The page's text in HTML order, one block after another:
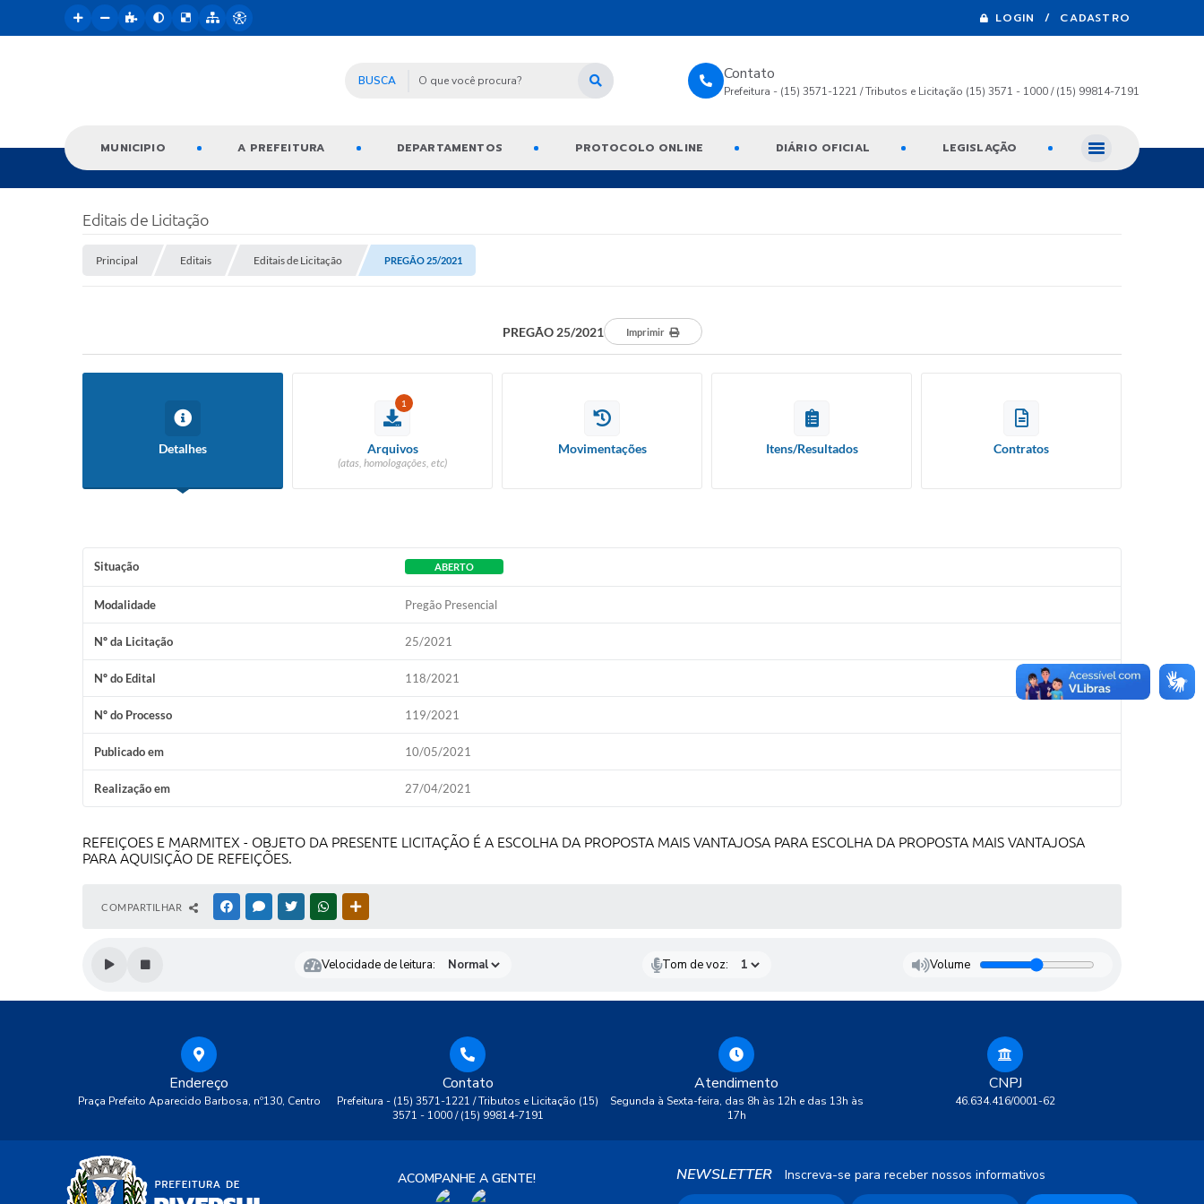
LOGIN / CADASTRO
BUSCA Contato
Prefeitura - (15) 3571-1221 / Tributos e Licitação (15) 3571 - 1000 / (15) 99814-7191
MUNICIPIO A PREFEITURA DEPARTAMENTOS PROTOCOLO ONLINE DIÁRIO OFICIAL LEGISLAÇÃO
Editais de Licitação
Principal Editais Editais de Licitação PREGÃO 25/2021
PREGÃO 25/2021 Imprimir
Detalhes
1
Arquivos
(atas, homologações, etc)
Movimentações Itens/Resultados Contratos
Situação ABERTO
Modalidade Pregão Presencial
Nº da Licitação 25/2021
Nº do Edital 118/2021
Nº do Processo 119/2021
Publicado em 10/05/2021
Realização em 27/04/2021
REFEIÇOES E MARMITEX - OBJETO DA PRESENTE LICITAÇÃO É A ESCOLHA DA PROPOSTA MAIS VANTAJOSA PARA ESCOLHA DA PROPOSTA MAIS VANTAJOSA
PARA AQUISIÇÃO DE REFEIÇÕES.
COMPARTILHAR FACEBOOKMESSENGER
TWITTERWHATSAPP
Velocidade de leitura: Tom de voz: Volume
Endereço
Praça Prefeito Aparecido Barbosa, nº130, Centro
Contato
Prefeitura - (15) 3571-1221 / Tributos e Licitação (15)
3571 - 1000 / (15) 99814-7191
Atendimento
Segunda à Sexta-feira, das 8h às 12h e das 13h às
17h
CNPJ
46.634.416/0001-62
ACOMPANHE A GENTE! NEWSLETTER Inscreva-se para receber nossos informativos